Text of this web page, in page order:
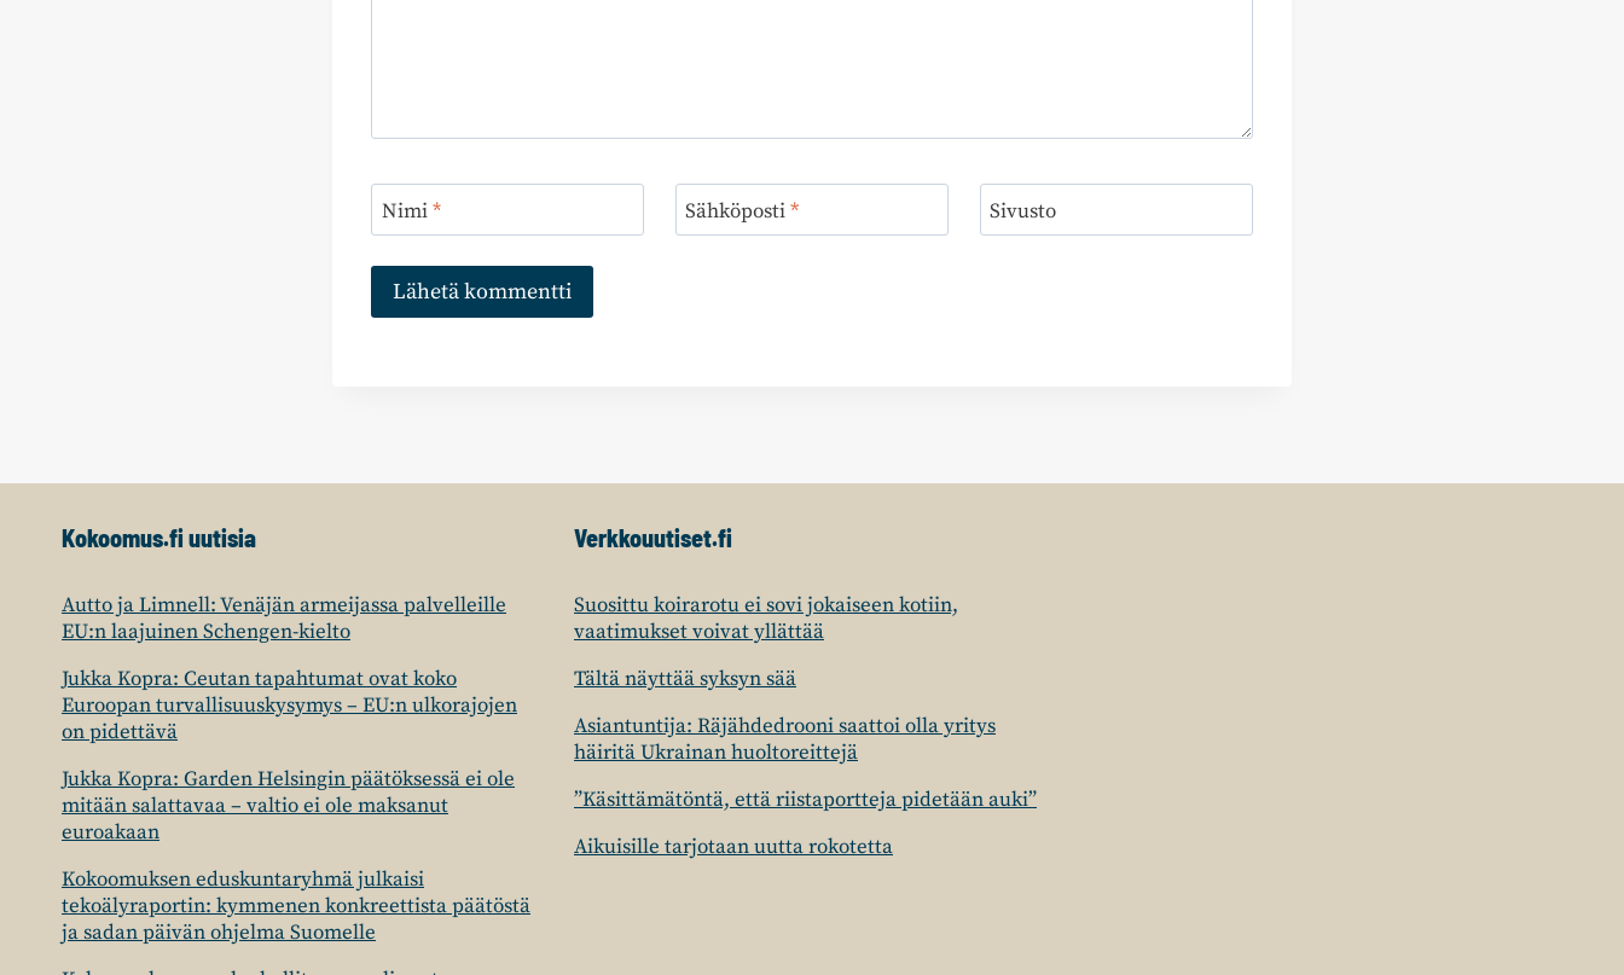
Nimi* Sähköposti* Sivusto
Kokoomus.fi uutisia
Autto ja Limnell: Venäjän armeijassa palvelleille
EU:n laajuinen Schengen-kielto
Jukka Kopra: Ceutan tapahtumat ovat koko
Euroopan turvallisuuskysymys – EU:n ulkorajojen
on pidettävä
Jukka Kopra: Garden Helsingin päätöksessä ei ole
mitään salattavaa – valtio ei ole maksanut
euroakaan
Kokoomuksen eduskuntaryhmä julkaisi
tekoälyraportin: kymmenen konkreettista päätöstä
ja sadan päivän ohjelma Suomelle
Verkkouutiset.fi
Suosittu koirarotu ei sovi jokaiseen kotiin,
vaatimukset voivat yllättää
Tältä näyttää syksyn sää
Asiantuntija: Räjähdedrooni saattoi olla yritys
häiritä Ukrainan huoltoreittejä
”Käsittämätöntä, että riistaportteja pidetään auki”
Aikuisille tarjotaan uutta rokotetta